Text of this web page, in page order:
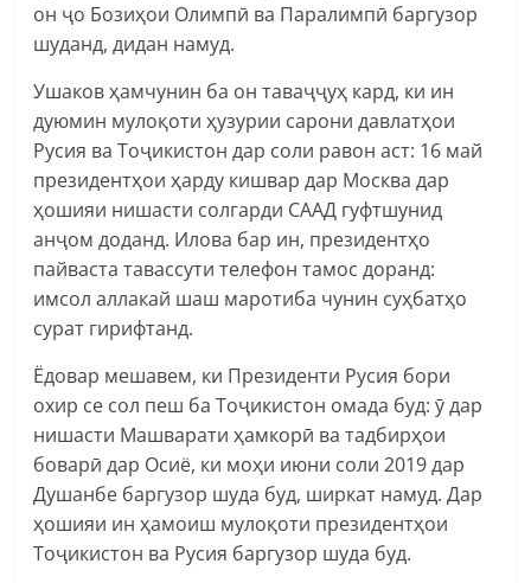
он ҷо Бозиҳои Олимпӣ ва Паралимпӣ баргузор
шуданд, дидан намуд.
Ушаков ҳамчунин ба он таваҷҷуҳ кард, ки ин
дуюмин мулоқоти ҳузурии сарони давлатҳои
Русия ва Тоҷикистон дар соли равон аст: 16 май
президентҳои ҳарду кишвар дар Москва дар
ҳошияи нишасти солгарди СААД гуфтшунид
анҷом доданд. Илова бар ин, президентҳо
пайваста тавассути телефон тамос доранд:
имсол аллакай шаш маротиба чунин суҳбатҳо
сурат гирифтанд.
Ёдовар мешавем, ки Президенти Русия бори
охир се сол пеш ба Тоҷикистон омада буд: ӯ дар
нишасти Машварати ҳамкорӣ ва тадбирҳои
боварӣ дар Осиё, ки моҳи июни соли 2019 дар
Душанбе баргузор шуда буд, ширкат намуд. Дар
ҳошияи ин ҳамоиш мулоқоти президентҳои
Тоҷикистон ва Русия баргузор шуда буд.